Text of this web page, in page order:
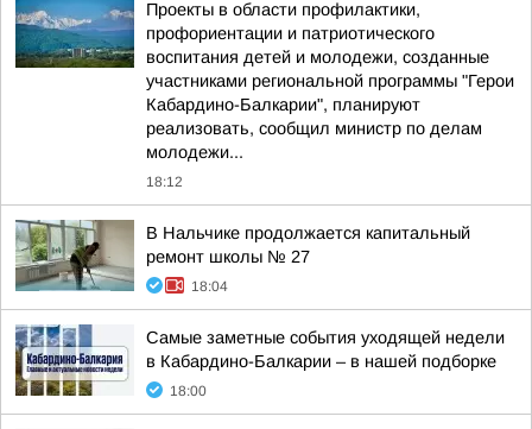
Проекты в области профилактики,
профориентации и патриотического
воспитания детей и молодежи, созданные
участниками региональной программы "Герои
Кабардино-Балкарии", планируют
реализовать, сообщил министр по делам
молодежи...
18:12
В Нальчике продолжается капитальный
ремонт школы № 27
18:04
Самые заметные события уходящей недели
в Кабардино-Балкарии – в нашей подборке
18:00